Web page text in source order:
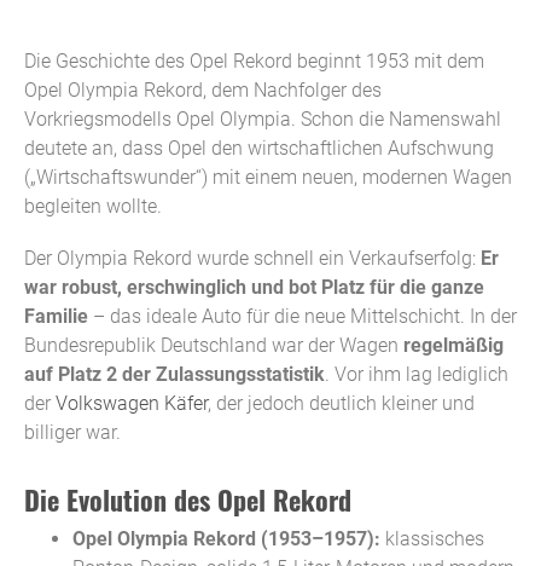
Die Geschichte des Opel Rekord beginnt 1953 mit dem
Opel Olympia Rekord, dem Nachfolger des
Vorkriegsmodells Opel Olympia. Schon die Namenswahl
deutete an, dass Opel den wirtschaftlichen Aufschwung
(„Wirtschaftswunder“) mit einem neuen, modernen Wagen
begleiten wollte.
Der Olympia Rekord wurde schnell ein Verkaufserfolg: Er
war robust, erschwinglich und bot Platz für die ganze
Familie – das ideale Auto für die neue Mittelschicht. In der
Bundesrepublik Deutschland war der Wagen regelmäßig
auf Platz 2 der Zulassungsstatistik. Vor ihm lag lediglich
der Volkswagen Käfer, der jedoch deutlich kleiner und
billiger war.
Die Evolution des Opel Rekord
Opel Olympia Rekord (1953–1957): klassisches